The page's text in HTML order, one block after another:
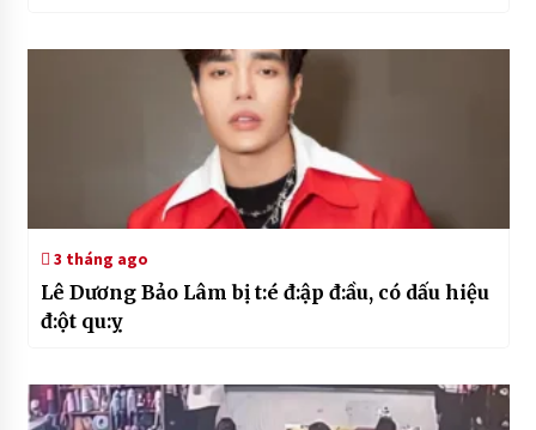
3 tháng ago
Lê Dương Bảo Lâm bị t:é đ:ập đ:ầu, có dấu hiệu
đ:ột qu:ỵ